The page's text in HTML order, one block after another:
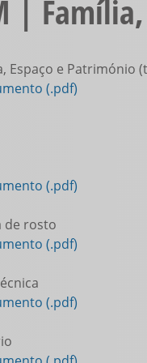
|
Espaço e Património
(.pdf)
(.pdf)
de rosto
(.pdf)
(.pdf)